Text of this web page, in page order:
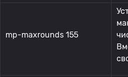
mp-maxrounds 155